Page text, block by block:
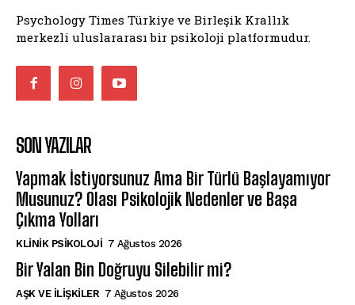
Psychology Times Türkiye ve Birleşik Krallık
merkezli uluslararası bir psikoloji platformudur.
SON YAZILAR
Yapmak İstiyorsunuz Ama Bir Türlü Başlayamıyor
Musunuz? Olası Psikolojik Nedenler ve Başa
Çıkma Yolları
KLINIK PSIKOLOJI 7 Ağustos 2026
Bir Yalan Bin Doğruyu Silebilir mi?
AŞK VE İLIŞKILER 7 Ağustos 2026